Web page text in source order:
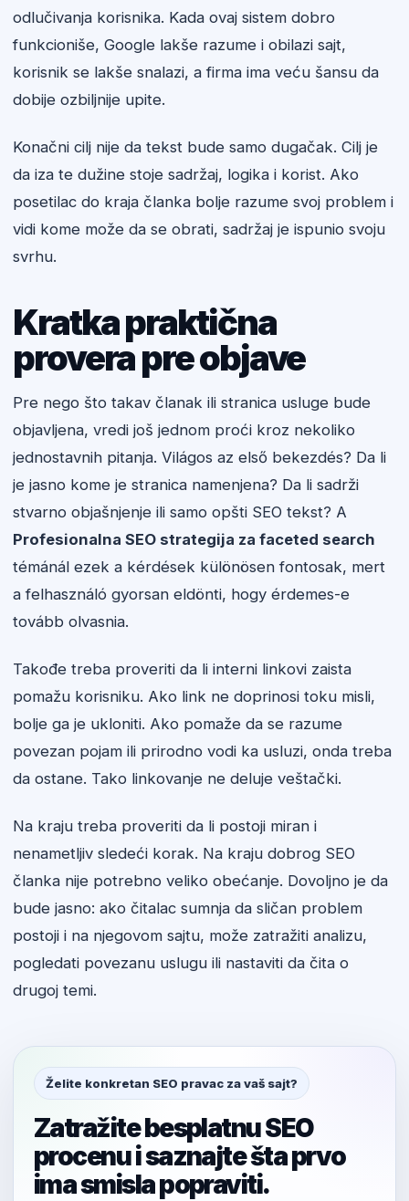
odlučivanja korisnika. Kada ovaj sistem dobro
funkcioniše, Google lakše razume i obilazi sajt,
korisnik se lakše snalazi, a firma ima veću šansu da
dobije ozbiljnije upite.
Konačni cilj nije da tekst bude samo dugačak. Cilj je
da iza te dužine stoje sadržaj, logika i korist. Ako
posetilac do kraja članka bolje razume svoj problem i
vidi kome može da se obrati, sadržaj je ispunio svoju
svrhu.
Kratka praktična
provera pre objave
Pre nego što takav članak ili stranica usluge bude
objavljena, vredi još jednom proći kroz nekoliko
jednostavnih pitanja. Világos az első bekezdés? Da li
je jasno kome je stranica namenjena? Da li sadrži
stvarno objašnjenje ili samo opšti SEO tekst? A
Profesionalna SEO strategija za faceted search
témánál ezek a kérdések különösen fontosak, mert
a felhasználó gyorsan eldönti, hogy érdemes-e
tovább olvasnia.
Takođe treba proveriti da li interni linkovi zaista
pomažu korisniku. Ako link ne doprinosi toku misli,
bolje ga je ukloniti. Ako pomaže da se razume
povezan pojam ili prirodno vodi ka usluzi, onda treba
da ostane. Tako linkovanje ne deluje veštački.
Na kraju treba proveriti da li postoji miran i
nenametljiv sledeći korak. Na kraju dobrog SEO
članka nije potrebno veliko obećanje. Dovoljno je da
bude jasno: ako čitalac sumnja da sličan problem
postoji i na njegovom sajtu, može zatražiti analizu,
pogledati povezanu uslugu ili nastaviti da čita o
drugoj temi.
Želite konkretan SEO pravac za vaš sajt?
Zatražite besplatnu SEO
procenu i saznajte šta prvo
ima smisla popraviti.